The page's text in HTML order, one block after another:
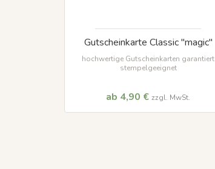
Gutscheinkarte Classic "magic"
hochwertige Gutscheinkarten garantiert
stempelgeeignet
ab 4,90 € zzgl. MwSt.